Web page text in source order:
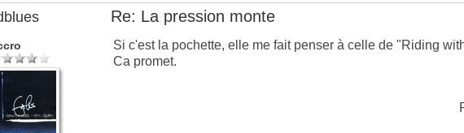
Re: La pression monte
Si c'est la pochette, elle me fait penser à celle de "Riding
Ca promet.